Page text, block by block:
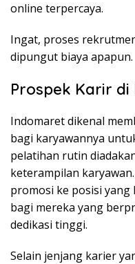
online terpercaya.
Ingat, proses
dipungut biaya apapun.
Prospek Karir
Indomaret dikenal
bagi karyawannya
pelatihan rutin
keterampilan
promosi ke posisi
bagi mereka yang
dedikasi tinggi.
Selain jenjang karier